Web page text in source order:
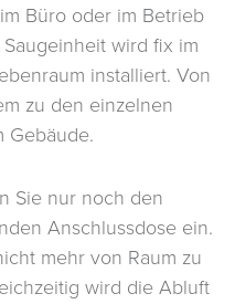
Büro oder im Betrieb
wird fix im
installiert. Von
zu den einzelnen
Gebäude.
Sie nur noch den
Anschlussdose ein.
mehr von Raum zu
wird die Abluft